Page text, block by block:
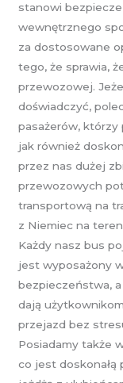
stanowi
wewnętrznego
za dostosowane
tego, że sprawia,
przewozowej.
doświadczyć,
pasażerów, którzy
jak również
przez nas dużej
przewozowych
transportową na
z Niemiec na
Każdy nasz bus
jest wyposażony
bezpieczeństwa,
dają
przejazd bez
Posiadamy także
co jest doskonałą